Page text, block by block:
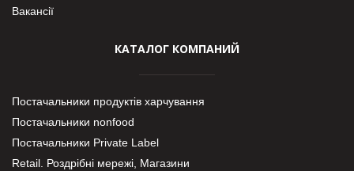
Вакансії
КАТАЛОГ КОМПАНИЙ
Постачальники продуктів харчування
Постачальники nonfood
Постачальники Private Label
Retail. Роздрібні мережі, Магазини